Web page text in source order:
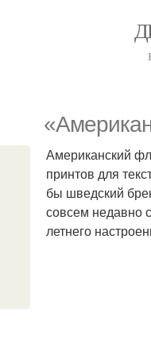
Американский
принтов для
бы шведский
совсем недавно
летнего